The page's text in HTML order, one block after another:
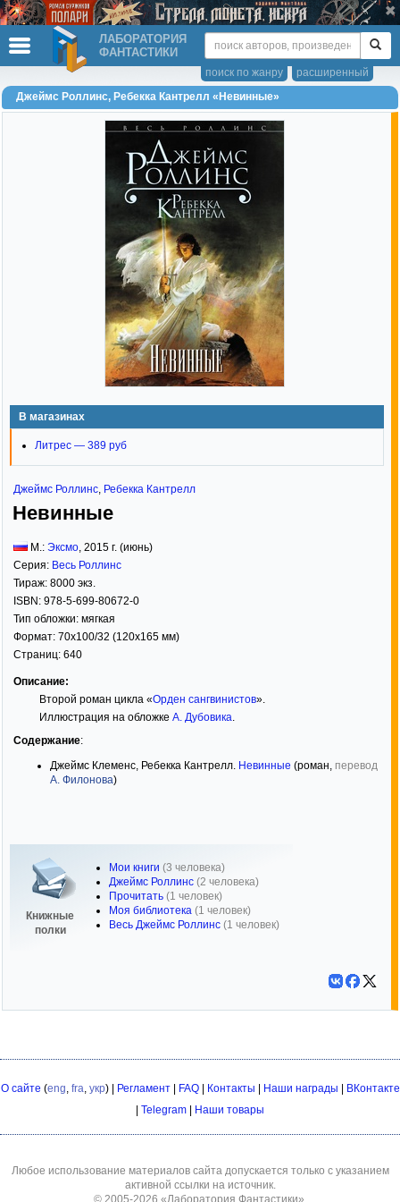
ЛАБОРАТОРИЯ
ФАНТАСТИКИ
расширенный
поиск по жанру
Джеймс Роллинс, Ребекка Кантрелл «Невинные»
В магазинах
Литрес — 389 руб
Джеймс Роллинс Ребекка Кантрелл
Невинные
М.: Эксмо 2015 г. (июнь)
Серия: Весь Роллинс
Тираж: 8000 экз.
ISBN: 978-5-699-80672-0
Тип обложки: мягкая
Формат: 70x100/32 (120x165 мм)
Страниц: 640
Описание:
Второй роман цикла «Орден сангвинистов».
Иллюстрация на обложке А. Дубовика
Содержание:
Джеймс Клеменс, Ребекка Кантрелл. Невинные (роман, перевод
А. Филонова)
Книжные
полки
Мои книги (3 человека)
Джеймс Роллинс (2 человека)
Прочитать (1 человек)
Моя библиотека (1 человек)
Весь Джеймс Роллинс (1 человек)
О сайте (eng, fra, укр) | Регламент| FAQ| Контакты Наши награды
ВКонтакте
Telegram Наши товары
Любое использование материалов сайта допускается только с указанием
активной ссылки на источник.
© 2005-2026 «Лаборатория Фантастики»